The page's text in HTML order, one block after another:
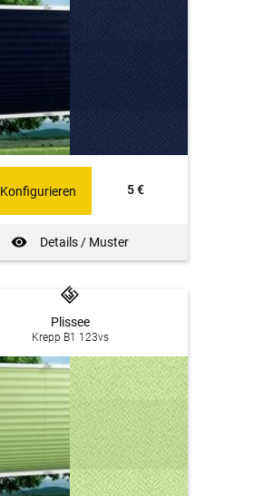
5 €
Details / Muster
Konfigurieren
Plissee
Krepp B1 123vs